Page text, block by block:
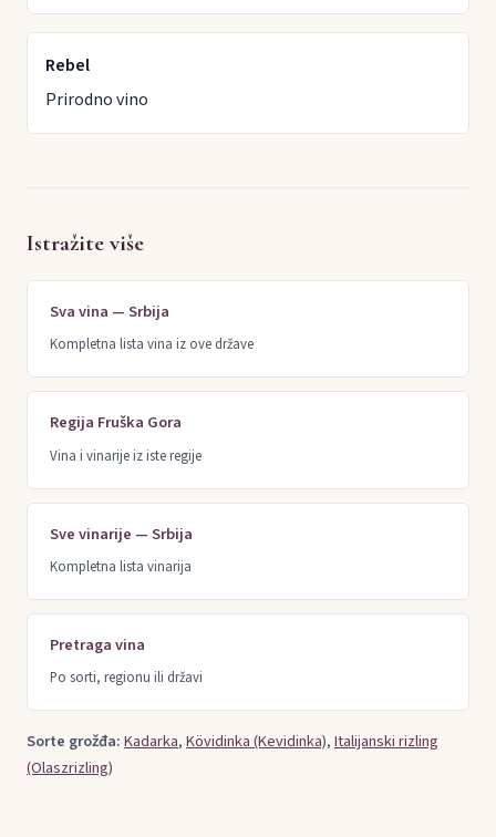
Rebel
Prirodno vino
Istražite više
Sva vina — Srbija
Kompletna lista vina iz ove države
Regija Fruška Gora
Vina i vinarije iz iste regije
Sve vinarije — Srbija
Kompletna lista vinarija
Pretraga vina
Po sorti, regionu ili državi
Sorte grožđa:Kadarka,Kövidinka (Kevidinka),Italijanski rizling
(Olaszrizling)